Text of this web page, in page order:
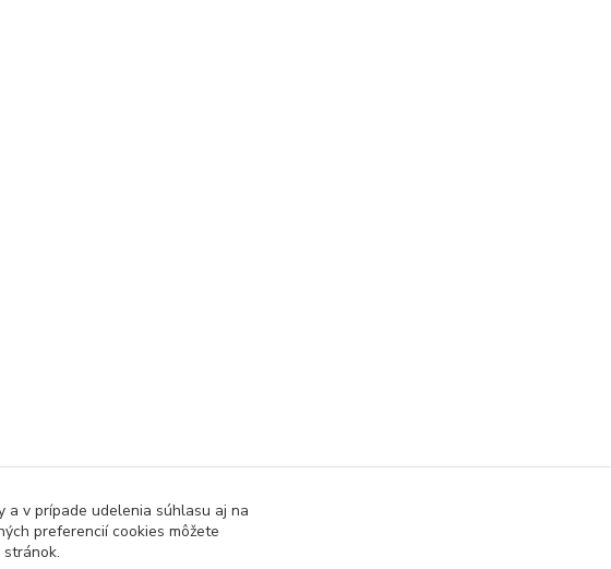
a v prípade udelenia súhlasu aj na
preferencií cookies môžete